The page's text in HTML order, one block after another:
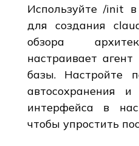
Используйте /init
для создания
обзора
настраивает
базы. Настройте
автосохранения и
интерфейса в
чтобы упростить